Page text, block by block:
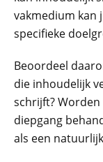
vakmedium kan
specifieke
Beoordeel
die inhoudelijk
schrijft?
diepgang
als een